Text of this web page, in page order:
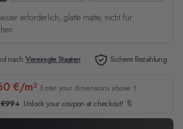
erforderlich, glatte matte, nicht für
nachVereinigte Staaten Sichere Bezahlung
€/m² Enter your dimensions above ↑
Unlock your coupon at checkout! 🔖